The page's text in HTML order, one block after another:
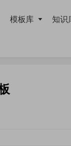
模板库 知识